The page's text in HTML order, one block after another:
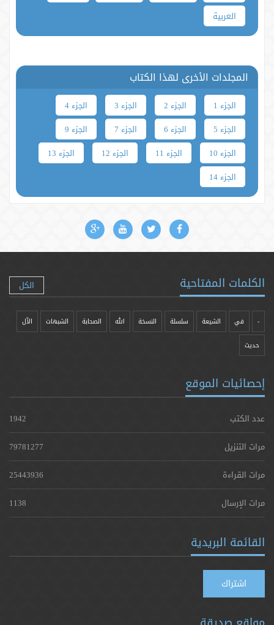
العربية
المجلدات الأخرى لهذا الكتاب
الجزء 1 الجزء 2 الجزء 3
الجزء 4
الجزء 5
الجزء 6 الجزء 7
الجزء 9
الجزء 10
الجزء 11 الجزء 12
الجزء 13
الجزء 14
الكلمات المفتاحية الكل
- في الشيعة سلسلة النسخة الله الصحابة الشبهات الآل
حدیث
إحصائيات الموقع
عدد الكتب
1942
مرات التنزيل
79781277
مرات القراءة
25443936
مرات الإرسال
1138
القائمة البريدية
اشتراك